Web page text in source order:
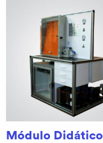
Módulo Didático